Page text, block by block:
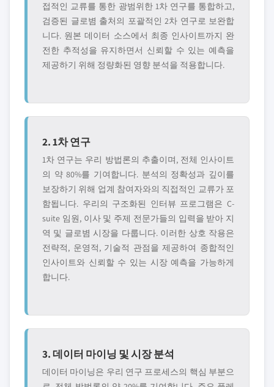
접적인 교류를 통한 광범위한 1차 연구를 통합하고,
검증된 글로볌 출처의 포괄적인 2차 연구로 보완합
니다. 원본 데이터 소스에서 최종 인사이트까지 완
전한 추적성을 유지하면서 신뢰할 수 있는 예측을
제공하기 위해 정량화된 영향 분석을 적용합니다.
2. 1차 연구
1차 연구는 우리 방법론의 추출이며, 전체 인사이트
의 약 80%를 기여합니다. 분석의 정확성과 깊이를
보장하기 위해 업계 참여자와의 직접적인 교류가 포
함됩니다. 우리의 구조화된 인터뷰 프로그램은 C-
suite 임원, 이사 및 주제 전문가들의 입력을 받아 지
역 및 글로볌 시장을 다룹니다. 이러한 상호 작용은
전략적, 운영적, 기술적 관점을 제공하여 종합적인
인사이트와 신뢰할 수 있는 시장 예측을 가능하게
합니다.
3. 데이터 마이닝 및 시장 분석
데이터 마이닝은 우리 연구 프로세스의 핵심 부분으